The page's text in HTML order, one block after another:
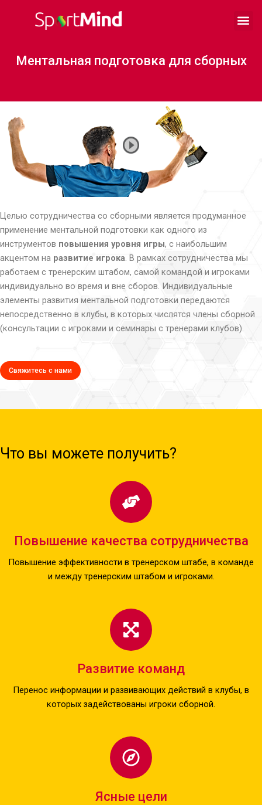
Ментальная подготовка для сборных
Целью сотрудничества со сборными является продуманное
применение ментальной подготовки как одного из
инструментов повышения уровня игры, с наибольшим
акцентом на развитие игрока. В рамках сотрудничества мы
работаем с тренерским штабом, самой командой и игроками
индивидуально во время и вне сборов. Индивидуальные
элементы развития ментальной подготовки передаются
непосредственно в клубы, в которых числятся члены сборной
(консультации с игроками и семинары с тренерами клубов).
Свяжитесь с нами
Что вы можете получить?
Повышение качества сотрудничества
Повышение эффективности в тренерском штабе, в команде
и между тренерским штабом и игроками.
Развитие команд
Перенос информации и развивающих действий в клубы, в
которых задействованы игроки сборной.
Ясные цели